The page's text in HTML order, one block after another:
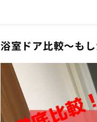
浴室ドア比較～も